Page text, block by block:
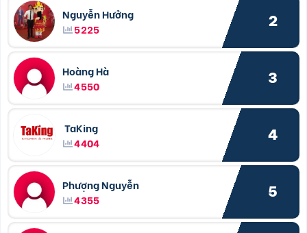
Nguyễn Hưởng
5225
2
Hoàng Hà
4550
3
TaKing
4404
4
Phượng Nguyễn
4355
5